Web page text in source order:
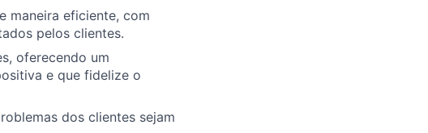
maneira eficiente, com
pelos clientes.
oferecendo um
e que fidelize o
dos clientes sejam